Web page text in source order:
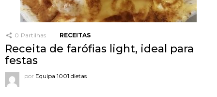
0 Partilhas RECEITAS
Receita de farófias light, ideal para
festas
por Equipa 1001 dietas